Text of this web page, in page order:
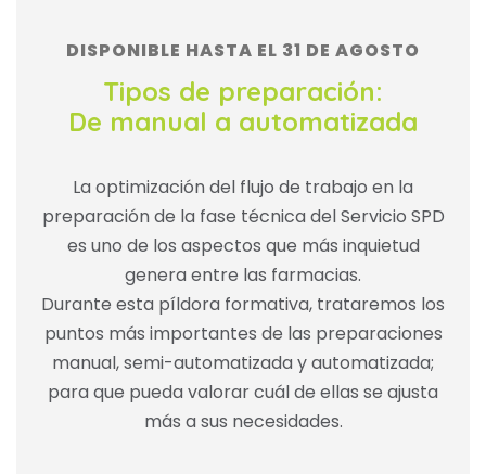
DISPONIBLE HASTA EL 31 DE AGOSTO
Tipos de preparación:
De manual a automatizada
La optimización del flujo de trabajo en la
preparación de la fase técnica del Servicio SPD
es uno de los aspectos que más inquietud
genera entre las farmacias.
Durante esta píldora formativa, trataremos los
puntos más importantes de las preparaciones
manual, semi-automatizada y automatizada;
para que pueda valorar cuál de ellas se ajusta
más a sus necesidades.